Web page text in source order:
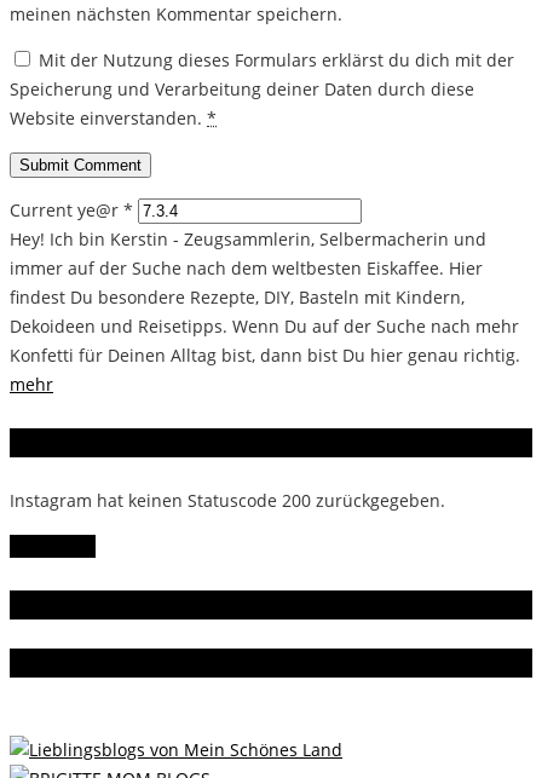
meinen nächsten Kommentar speichern.
Mit der Nutzung dieses Formulars erklärst du dich mit der
Speicherung und Verarbeitung deiner Daten durch diese
Website einverstanden. *
Current ye@r *
Hey! Ich bin Kerstin - Zeugsammlerin, Selbermacherin und
immer auf der Suche nach dem weltbesten Eiskaffee. Hier
findest Du besondere Rezepte, DIY, Basteln mit Kindern,
Dekoideen und Reisetipps. Wenn Du auf der Suche nach mehr
Konfetti für Deinen Alltag bist, dann bist Du hier genau richtig.
mehr
Instagram hat keinen Statuscode 200 zurückgegeben.